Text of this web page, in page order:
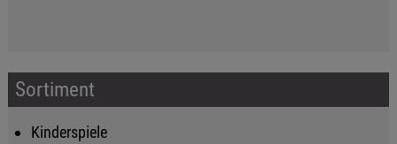
Sortiment
Kinderspiele